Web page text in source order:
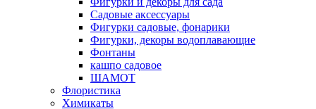
Садовые аксессуары
Фигурки садовые, фонарики
Фигурки, декоры водоплавающие
Фонтаны
кашпо садовое
ШАМОТ
Флористика
Химикаты